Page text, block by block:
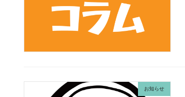
お知らせ